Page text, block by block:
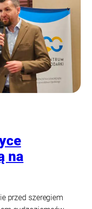
na
przed szeregiem